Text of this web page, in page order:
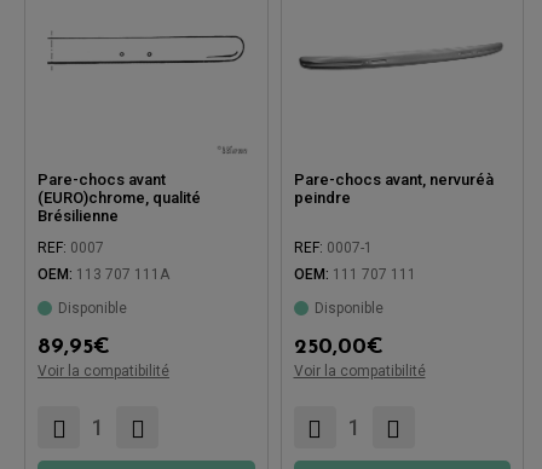
Pare-chocs avant
(EURO)chrome, qualité
Brésilienne
REF: 0007
OEM: 113 707 111A
Disponible
89,95€
Voir la compatibilité
Compatible avec:
Pare-chocs avant, nervuréà
peindre
REF: 0007-1
OEM: 111 707 111
Disponible
250,00€
Voir la compatibilité